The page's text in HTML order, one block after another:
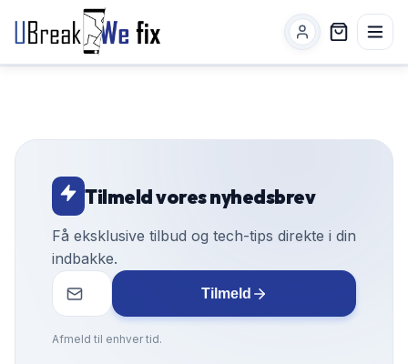
Tilmeld vores nyhedsbrev
Få eksklusive tilbud og tech-tips direkte i din
indbakke.
Tilmeld
Afmeld til enhver tid.